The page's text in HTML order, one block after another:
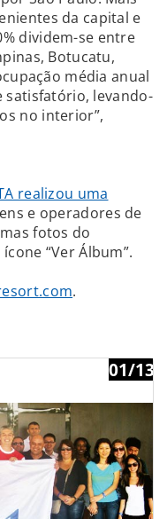
da capital e
dividem-se entre
Botucatu,
média anual
satisfatório, levando-
no interior”,
realizou uma
e operadores de
fotos do
“Ver Álbum”.
.
01/13